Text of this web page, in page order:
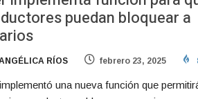
puedan bloquear a
RÍOS febrero 23, 2025
una nueva función que